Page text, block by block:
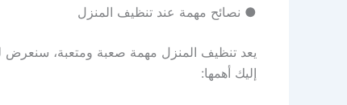
● نصائح مهمة عند تنظيف المنزل
يعد تنظيف المنزل مهمة صعبة ومتعبة، سنعرض
إليك أهمها: